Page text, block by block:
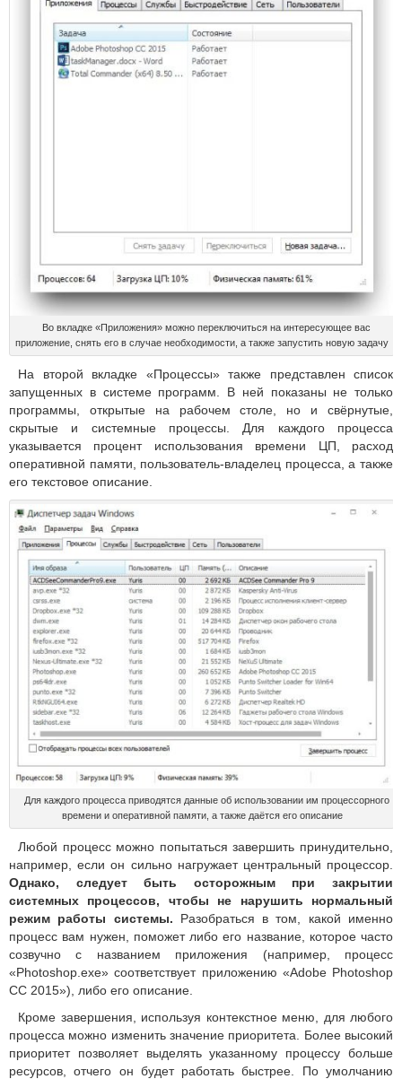
Во вкладке «Приложения» можно переключиться на интересующее вас
приложение, снять его в случае необходимости, а также запустить новую задачу
На второй вкладке «Процессы» также представлен список
запущенных в системе программ. В ней показаны не только
программы, открытые на рабочем столе, но и свёрнутые,
скрытые и системные процессы. Для каждого процесса
указывается процент использования времени ЦП, расход
оперативной памяти, пользователь-владелец процесса, а также
его текстовое описание.
Для каждого процесса приводятся данные об использовании им процессорного
времени и оперативной памяти, а также даётся его описание
Любой процесс можно попытаться завершить принудительно,
например, если он сильно нагружает центральный процессор.
Однако, следует быть осторожным при закрытии
системных процессов, чтобы не нарушить нормальный
режим работы системы. Разобраться в том, какой именно
процесс вам нужен, поможет либо его название, которое часто
созвучно с названием приложения (например, процесс
«Photoshop.exe» соответствует приложению «Adobe Photoshop
CC 2015»), либо его описание.
Кроме завершения, используя контекстное меню, для любого
процесса можно изменить значение приоритета. Более высокий
приоритет позволяет выделять указанному процессу больше
ресурсов, отчего он будет работать быстрее. По умолчанию